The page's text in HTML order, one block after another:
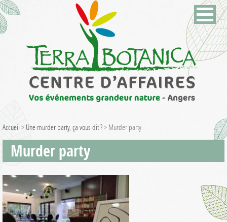
Accueil > Une murder party, ça vous dit ?> Murder party
Murder party